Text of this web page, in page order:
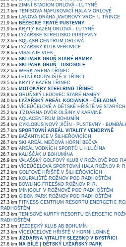
21,5 km ZIMNÍ STADION ORLOVÁ - LUTYNĚ
21,7 km TENISOVÁ NAFUKOVACÍ HALA V ORLOVÉ
21,9 km LANOVÁ DRÁHA JAVOROVÝ VRCH U TŘINCE
21,9 km BĚŽECKÉ TRATĚ PUSTEVNY
21,9 km KRYTÝ BAZÉN ORLOVÁ - LUTYNĚ
21,9 km LYŽAŘSKÉ STŘEDISKO PUSTEVNY
22,3 km SQUASH CENTRUM ORLOVÁ
22,4 km LYŽAŘSKÝ KLUB VEŘOVICE
22,8 km VISALAJE VLEK
22,8 km SKI PARK GRUŇ STARÉ HAMRY
22,8 km SKI PARK GRUŇ - DISCGOLF
23,2 km WERK ARENA TŘINEC
23,2 km LETNÍ KOUPALIŠTĚ V TŘINCI
23,5 km KRYTÝ BAZÉN TŘINEC
23,5 km MOTOKÁRY STEELRING TŘINEC
23,8 km GRUŇSKÝ LEDOVEC STARÉ HAMRY
24,0 km LYŽAŘSKÝ AREÁL KOCIANKA - ČELADNÁ
24,5 km VÍCEÚČELOVÉ A DĚTSKÉ HŘIŠTĚ VE
25,2 km JÍZDÁRNA DVŮR OLŠINY V KARVINÉ
25,3 km AQUACENTRUM BOHUMÍN
25,4 km CYKLOBUS NOVÝ JIČÍN - PUSTEVNY -
25,7 km SPORTOVNÍ AREÁL VITALITY VENDRYNĚ
25,7 km BAŽANTNICE V ŠILHEŘOVICÍCH
26,7 km SKI AREÁL MEČOVÁ HORNÍ BEČVA
26,7 km AREÁL VODNÍCH SPORTŮ U HLUČÍNA
26,7 km KALIŠČÁK U BOHUMÍNA
26,9 km VALAŠSKÝ GOLFOVÝ KLUB V ROŽNOVĚ POD
27,1 km VÍCEÚČELOVÁ SPORTOVNÍ HALA ROŽNOV P.
27,2 km GOLFOVÉ HŘIŠTĚ V ŠILHEŘOVICÍCH
27,2 km KOUPALIŠTĚ ROŽNOV POD RADHOŠTĚM
27,2 km BOWLING FREEŠKO ROŽNOV P. R.
27,3 km MINIGOLF V ROŽNOVĚ POD RADHOŠTĚM
27,3 km GIBON PARK ROŽNOV POD RADHOŠTĚM
27,3 km FITNESS CENTRUM RESORTU ENERGETIC
RADHOŠTĚM
27,3 km TENISOVÉ KURTY RESORTU ENERGETIC
RADHOŠTĚM
27,3 km JEZDECKÝ KLUB AB BOHUMÍN
27,3 km VÍCEÚČELOVÉ HŘIŠTĚ V HORNÍ LOMNÉ
27,5 km JÍZDÁRNA VITALITY SLEZSKO V BYSTŘICI
27,6 km NA BÍLÉ | DĚTSKÝ LYŽAŘSKÝ PARK